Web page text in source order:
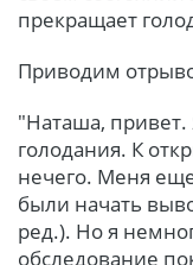
прекращает
Приводим
"Наташа, привет.
голодания. К
нечего. Меня
были начать
ред.). Но я
обследование